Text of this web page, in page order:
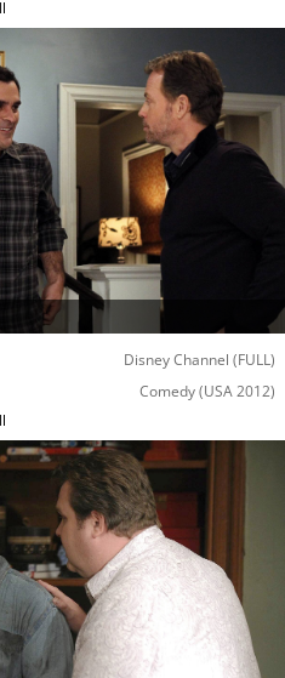
Disney Channel (FULL)
Comedy(USA 2012)